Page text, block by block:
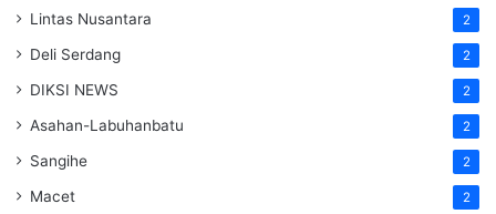
Lintas Nusantara 2
Deli Serdang 2
DIKSI NEWS 2
Asahan-Labuhanbatu 2
Sangihe 2
Macet 2